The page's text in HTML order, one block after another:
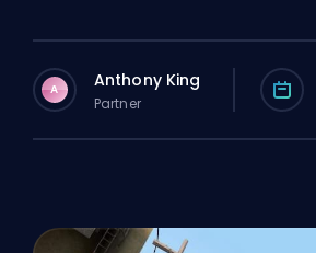
A Anthony King
Partner